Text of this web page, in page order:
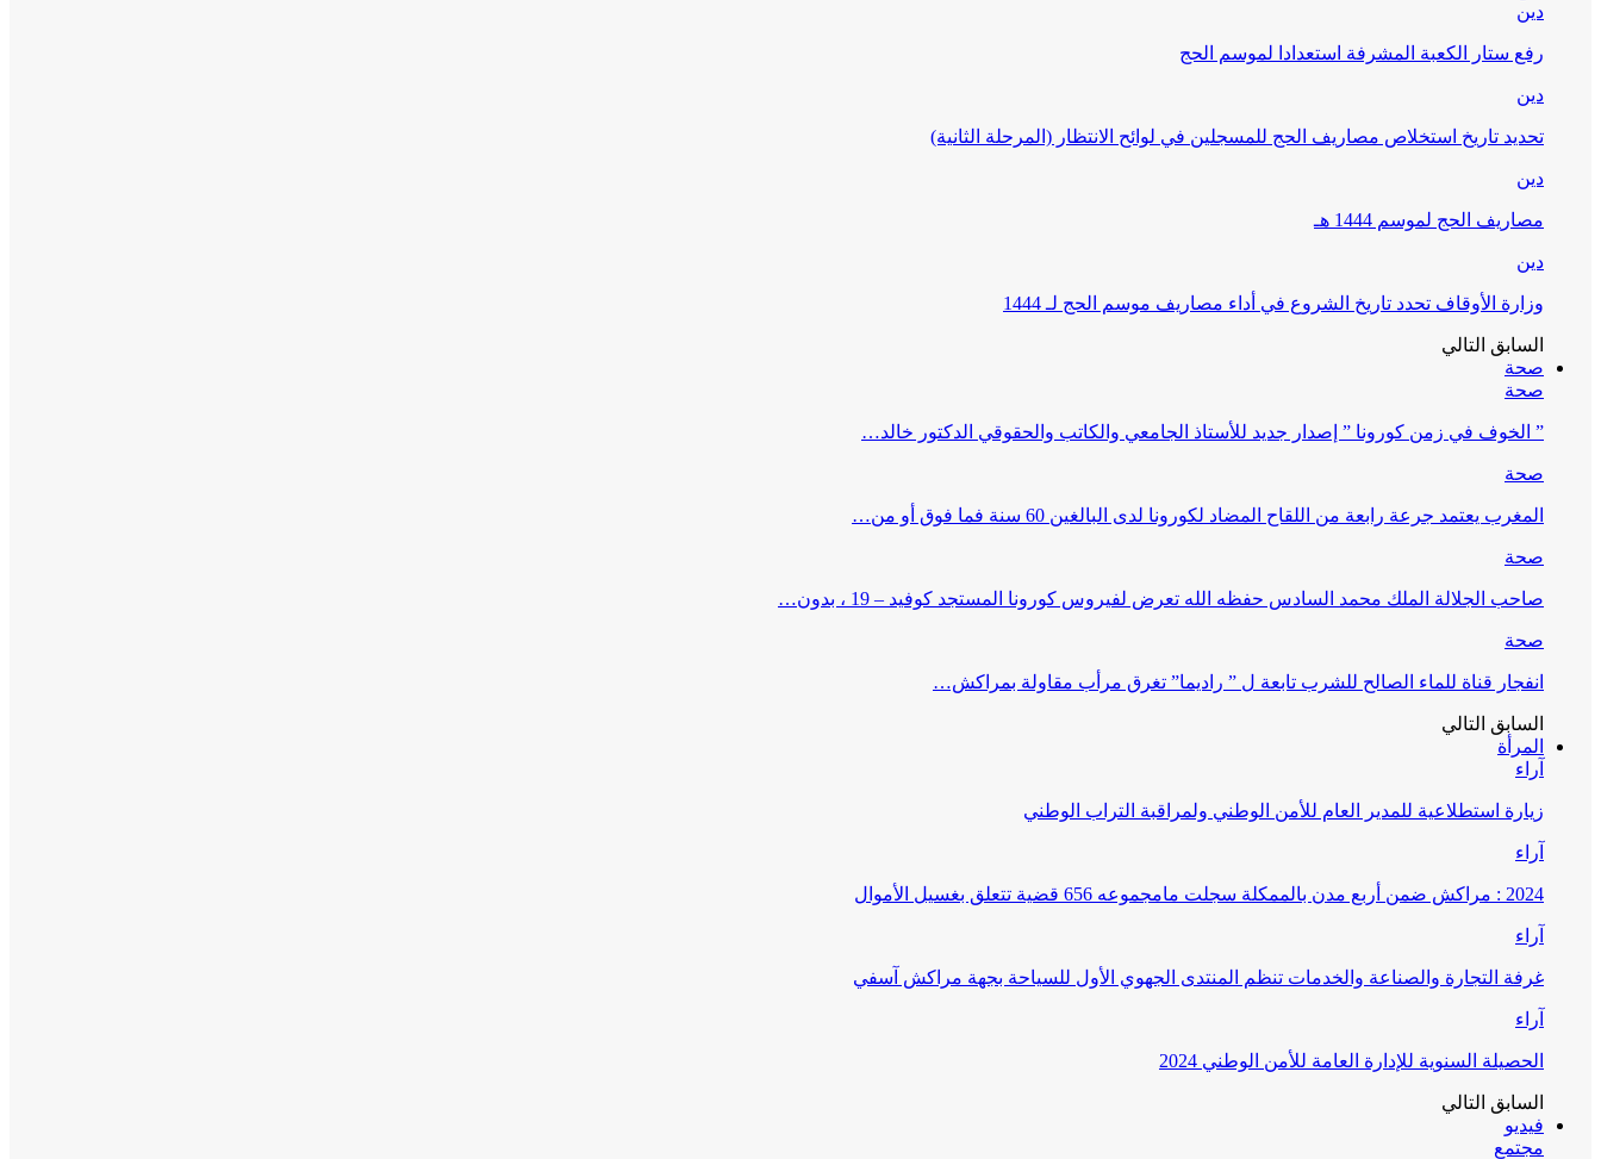
دين
رفع ستار الكعبة المشرفة استعدادا لموسم الحج
دين
تحديد تاريخ استخلاص مصاريف الحج للمسجلين في لوائح الانتظار (المرحلة الثانية)
دين
مصاريف الحج لموسم 1444 هـ
دين
وزارة الأوقاف تحدد تاريخ الشروع في أداء مصاريف موسم الحج لـ 1444
السابق التالي
صحة
صحة
” الخوف في زمن كورونا ” إصدار جديد للأستاذ الجامعي والكاتب والحقوقي الدكتور خالد…
صحة
المغرب يعتمد جرعة رابعة من اللقاح المضاد لكورونا لدى البالغين 60 سنة فما فوق أو من…
صحة
صاحب الجلالة الملك محمد السادس حفظه الله تعرض لفيروس كورونا المستجد كوفيد – 19 ، بدون…
صحة
انفجار قناة للماء الصالح للشرب تابعة ل ” راديما” تغرق مرأب مقاولة بمراكش…
السابق التالي
المرأة
آراء
زيارة استطلاعية للمدير العام للأمن الوطني ولمراقبة التراب الوطني
آراء
2024 : مراكش ضمن أربع مدن بالممكلة سجلت مامجموعه 656 قضية تتعلق بغسيل الأموال
آراء
غرفة التجارة والصناعة والخدمات تنظم المنتدى الجهوي الأول للسياحة بجهة مراكش آسفي
آراء
الحصيلة السنوية للإدارة العامة للأمن الوطني 2024
السابق التالي
فيديو
مجتمع